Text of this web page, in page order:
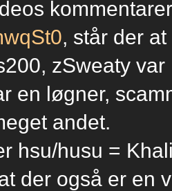
, står der
zSweaty
en løgner,
andet.
hsu/husu =
der også er en